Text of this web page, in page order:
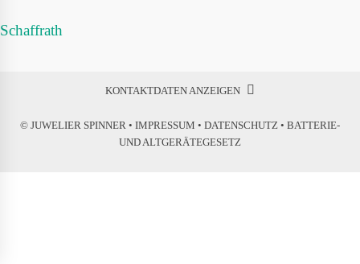
Schaffrath
KONTAKTDATEN ANZEIGEN
© JUWELIER SPINNER • IMPRESSUM • DATENSCHUTZ • BATTERIE-
UND ALTGERÄTEGESETZ